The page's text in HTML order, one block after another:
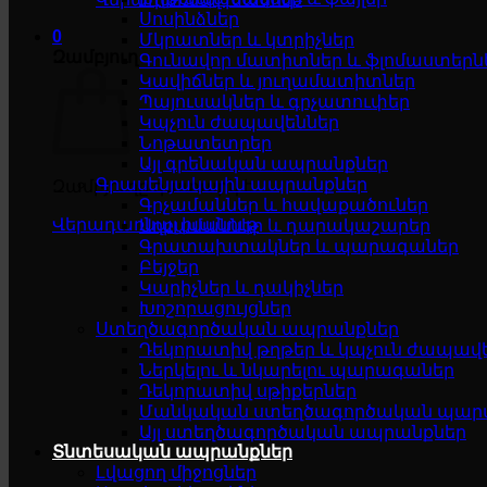
0
Զամբյուղը դատարկ է
Վերադառնալ խանութ
Սոսինձներ
Մկրատներ և կտրիչներ
Գունավոր մատիտներ և
Կավիճներ և յուղամատիտներ
Պայուսակներ և գրչատուփեր
Կպչուն ժապավեններ
Նոթատետրեր
Այլ գրենական ապրանքներ
Գրասենյակային ապրանքներ
Գրչամաններ և հավաքածուներ
Աղբամաններ և դարակաշարեր
Գրատախտակներ և պարագաներ
Բեյջեր
Կարիչներ և դակիչներ
Խոշորացույցներ
Ստեղծագործական ապրանքներ
Դեկորատիվ թղթեր և կպչուն
Ներկելու և նկարելու պարագաներ
Դեկորատիվ սթիքերներ
Մանկական ստեղծագործական
Այլ ստեղծագործական ապրանքներ
Տնտեսական ապրանքներ
Լվացող միջոցներ